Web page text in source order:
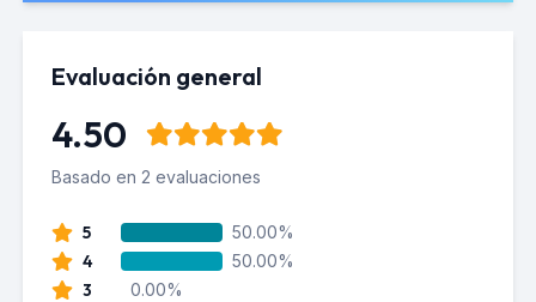
Evaluación general
4.50
Basado en 2 evaluaciones
5 50.00%
4 50.00%
3 0.00%